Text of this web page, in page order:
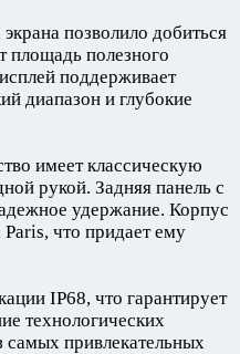
позволило добиться
площадь полезного
поддерживает
диапазон и глубокие
имеет классическую
рукой. Задняя панель с
удержание. Корпус
что придает ему
IP68, что гарантирует
технологических
самых привлекательных